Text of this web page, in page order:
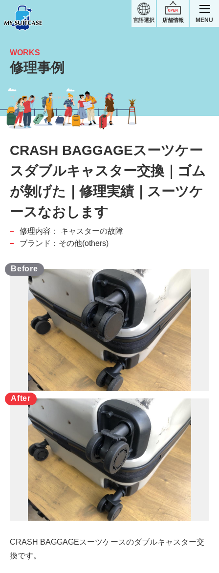
店舗情報
言語選択 MENU
ゴムが剝げた｜CRASH BAGGAGEスーツケース修理実績
WORKS
修理事例
CRASH BAGGAGEスーツケー
スダブルキャスター交換｜ゴム
が剝げた｜修理実績｜スーツケ
ースなおします
修理内容：
キャスターの故障
ブランド：その他(others)
CRASH BAGGAGEスーツケースのダブルキャスター交
換です。